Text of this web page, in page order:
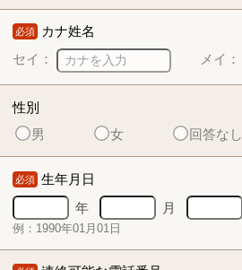
必須 カナ姓名
セイ：
メイ：
性別
男
女 回答なし
必須 生年月日
年
月
例：1990年01月01日